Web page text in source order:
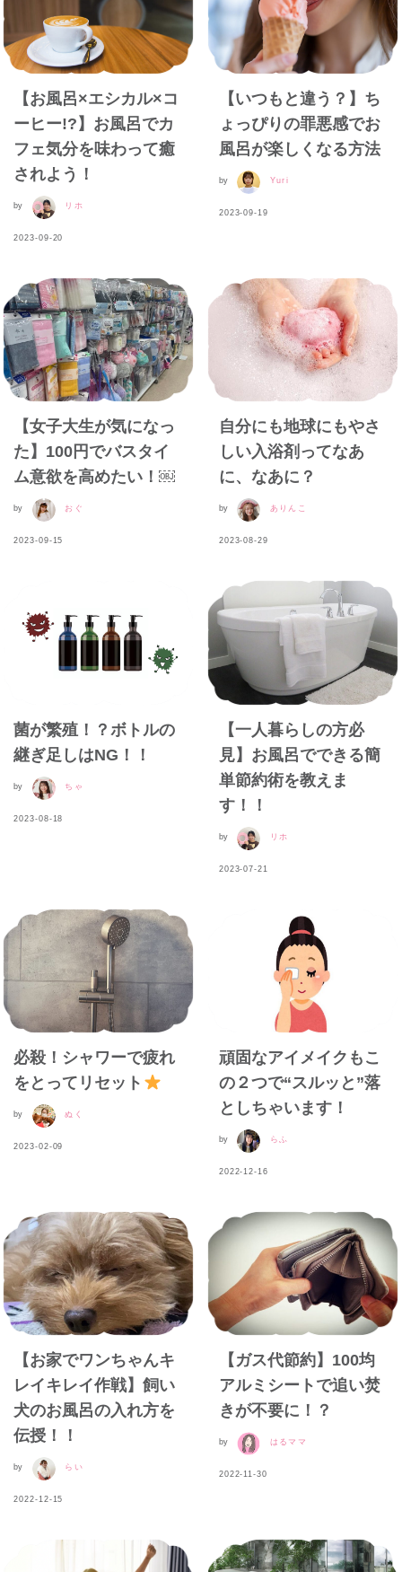
【お風呂×エシカル×コ
ーヒー!?】お風呂でカ
フェ気分を味わって癒
されよう！
by リホ
2023-09-20
【いつもと違う？】ち
ょっぴりの罪悪感でお
風呂が楽しくなる方法
by Yuri
2023-09-19
【女子大生が気になっ
た】100円でバスタイ
ム意欲を高めたい！￼
by おぐ
2023-09-15
自分にも地球にもやさ
しい入浴剤ってなあ
に、なあに？
by ありんこ
2023-08-29
菌が繁殖！？ボトルの
継ぎ足しはNG！！
by ちゃ
2023-08-18
【一人暮らしの方必
見】お風呂でできる簡
単節約術を教えま
す！！
by リホ
2023-07-21
必殺！シャワーで疲れ
をとってリセット
by ぬく
2023-02-09
頑固なアイメイクもこ
の２つで“スルッと”落
としちゃいます！
by らふ
2022-12-16
【お家でワンちゃんキ
レイキレイ作戦】飼い
犬のお風呂の入れ方を
伝授！！
by らい
2022-12-15
【ガス代節約】100均
アルミシートで追い焚
きが不要に！？
by はるママ
2022-11-30